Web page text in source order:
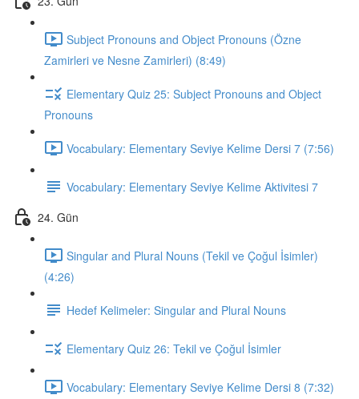
Subject Pronouns and Object Pronouns (Özne
Zamirleri ve Nesne Zamirleri) (8:49)
Elementary Quiz 25: Subject Pronouns and Object
Pronouns
Vocabulary: Elementary Seviye Kelime Dersi 7 (7:56)
Vocabulary: Elementary Seviye Kelime Aktivitesi 7
24. Gün
Singular and Plural Nouns (Tekil ve Çoğul İsimler)
(4:26)
Hedef Kelimeler: Singular and Plural Nouns
Elementary Quiz 26: Tekil ve Çoğul İsimler
Vocabulary: Elementary Seviye Kelime Dersi 8 (7:32)